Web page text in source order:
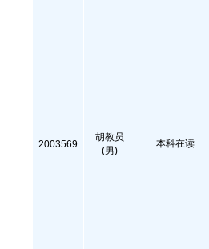
2003569
胡教员
(男)
本科在读